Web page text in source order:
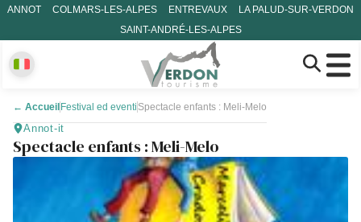
ANNOT COLMARS-LES-ALPES ENTREVAUX
LA PALUD-SUR-VERDON
SAINT-ANDRÉ-LES-ALPES
← Accueil Festival ed eventi Spectacle enfants : Meli-Melo
Annot-it
Spectacle enfants : Meli-Melo